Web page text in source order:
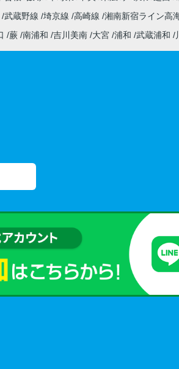
武蔵野線 埼京線 高崎線 湘南新宿ライン高
蕨 南浦和 吉川美南 大宮 浦和 武蔵浦和